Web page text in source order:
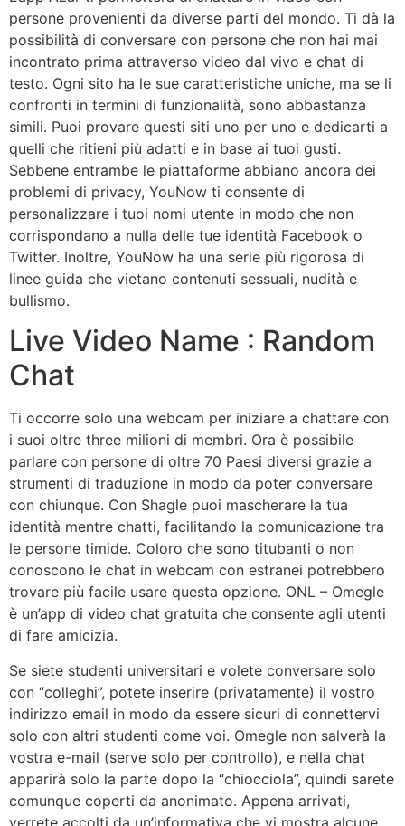
persone provenienti da diverse parti del mondo. Ti dà la
possibilità di conversare con persone che non hai mai
incontrato prima attraverso video dal vivo e chat di
testo. Ogni sito ha le sue caratteristiche uniche, ma se li
confronti in termini di funzionalità, sono abbastanza
simili. Puoi provare questi siti uno per uno e dedicarti a
quelli che ritieni più adatti e in base ai tuoi gusti.
Sebbene entrambe le piattaforme abbiano ancora dei
problemi di privacy, YouNow ti consente di
personalizzare i tuoi nomi utente in modo che non
corrispondano a nulla delle tue identità Facebook o
Twitter. Inoltre, YouNow ha una serie più rigorosa di
linee guida che vietano contenuti sessuali, nudità e
bullismo.
Live Video Name : Random
Chat
Ti occorre solo una webcam per iniziare a chattare con
i suoi oltre three milioni di membri. Ora è possibile
parlare con persone di oltre 70 Paesi diversi grazie a
strumenti di traduzione in modo da poter conversare
con chiunque. Con Shagle puoi mascherare la tua
identità mentre chatti, facilitando la comunicazione tra
le persone timide. Coloro che sono titubanti o non
conoscono le chat in webcam con estranei potrebbero
trovare più facile usare questa opzione. ONL – Omegle
è un’app di video chat gratuita che consente agli utenti
di fare amicizia.
Se siete studenti universitari e volete conversare solo
con “colleghi”, potete inserire (privatamente) il vostro
indirizzo email in modo da essere sicuri di connettervi
solo con altri studenti come voi. Omegle non salverà la
vostra e-mail (serve solo per controllo), e nella chat
apparirà solo la parte dopo la “chiocciola”, quindi sarete
comunque coperti da anonimato. Appena arrivati,
verrete accolti da un’informativa che vi mostra alcune